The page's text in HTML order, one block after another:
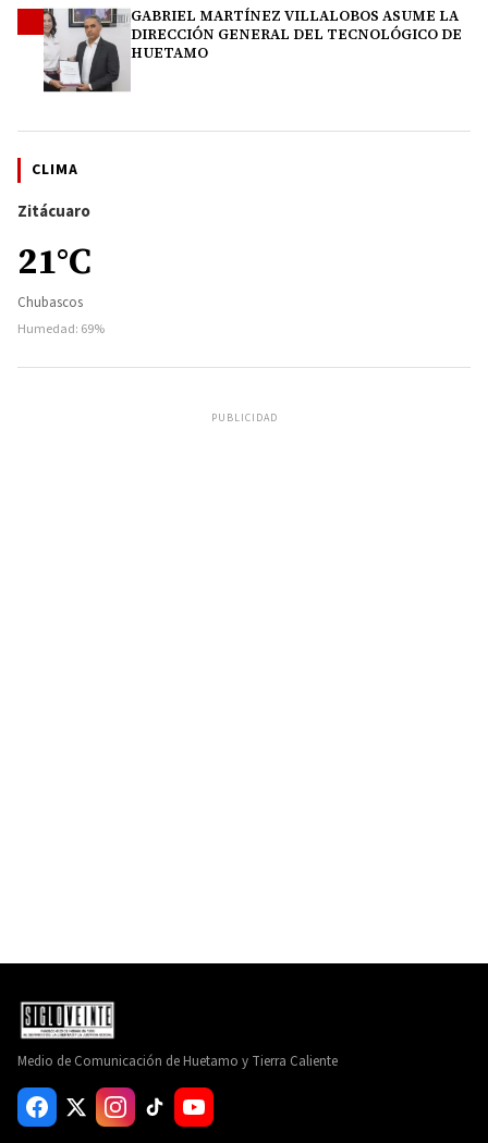
GABRIEL MARTÍNEZ VILLALOBOS ASUME LA
DIRECCIÓN GENERAL DEL TECNOLÓGICO DE
HUETAMO
CLIMA
Zitácuaro
21°C
Chubascos
Humedad: 69%
PUBLICIDAD
Medio de Comunicación de Huetamo y Tierra Caliente